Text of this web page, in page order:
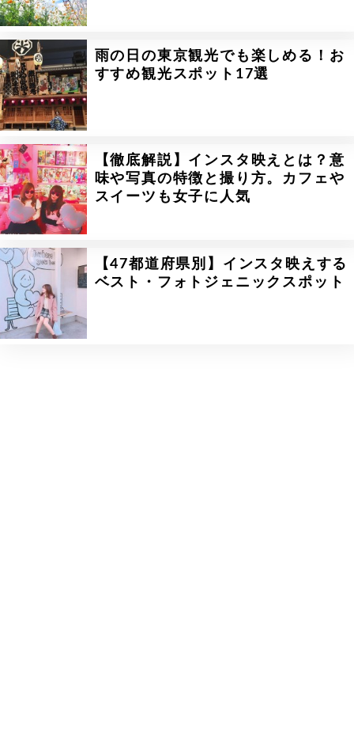
雨の日の東京観光でも楽しめる！お
すすめ観光スポット17選
【徹底解説】インスタ映えとは？意
味や写真の特徴と撮り方。カフェや
スイーツも女子に人気
【47都道府県別】インスタ映えする
ベスト・フォトジェニックスポット